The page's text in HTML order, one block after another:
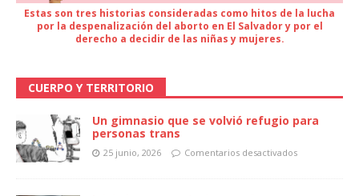
Estas son tres historias consideradas como hitos de la lucha
por la despenalización del aborto en El Salvador y por el
derecho a decidir de las niñas y mujeres.
CUERPO Y TERRITORIO
Un gimnasio que se volvió refugio para
personas trans
25 junio, 2026 Comentarios desactivados